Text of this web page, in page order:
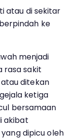
atau di sekitar
ke
menjadi
rasa sakit
ditekan
ketiga
bersamaan
akibat
dipicu oleh